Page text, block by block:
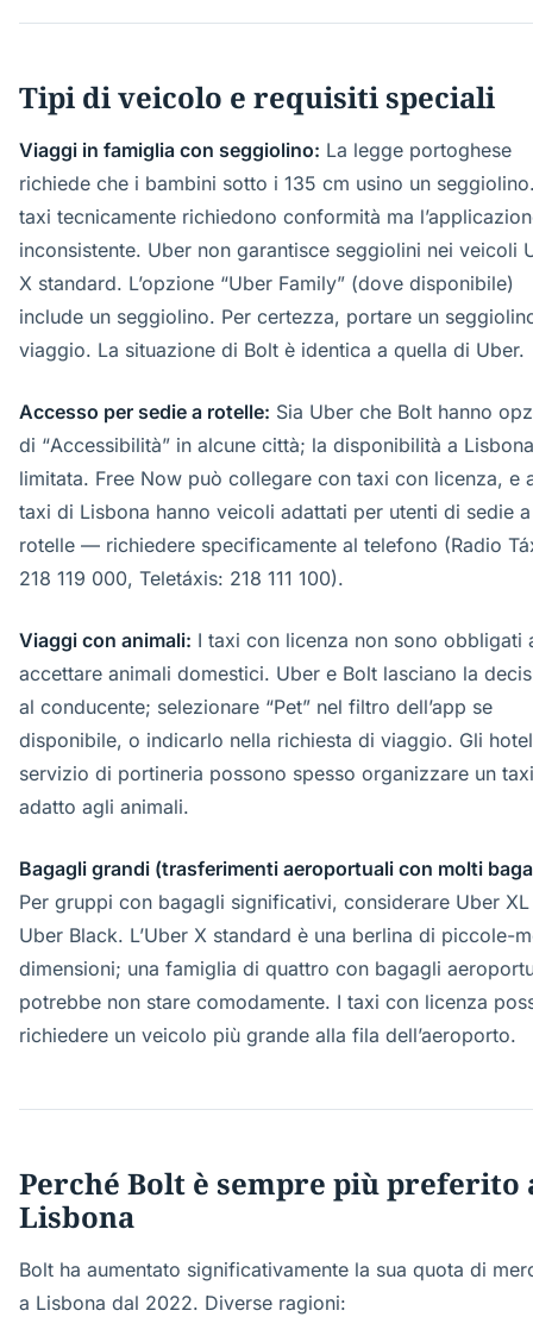
Tipi di veicolo e requisiti speciali
Viaggi in famiglia con seggiolino: La legge portoghese
richiede che i bambini sotto i 135 cm usino un
taxi tecnicamente richiedono conformità ma
inconsistente. Uber non garantisce seggiolini nei veicoli
X standard. L’opzione “Uber Family” (dove disponibile)
include un seggiolino. Per certezza, portare un
viaggio. La situazione di Bolt è identica a quella di Uber.
Accesso per sedie a rotelle: Sia Uber che Bolt hanno
di “Accessibilità” in alcune città; la disponibilità a
limitata. Free Now può collegare con taxi con licenza, e
taxi di Lisbona hanno veicoli adattati per utenti di sedie a
rotelle — richiedere specificamente al telefono (Radio
218 119 000, Teletáxis: 218 111 100).
Viaggi con animali: I taxi con licenza non sono obbligati
accettare animali domestici. Uber e Bolt lasciano la
al conducente; selezionare “Pet” nel filtro dell’app se
disponibile, o indicarlo nella richiesta di viaggio. Gli
servizio di portineria possono spesso organizzare un taxi
adatto agli animali.
Bagagli grandi (trasferimenti aeroportuali con molti
Per gruppi con bagagli significativi, considerare Uber
Uber Black. L’Uber X standard è una berlina di piccole-
dimensioni; una famiglia di quattro con bagagli
potrebbe non stare comodamente. I taxi con licenza
richiedere un veicolo più grande alla fila dell’aeroporto.
Perché Bolt è sempre più preferito
Lisbona
Bolt ha aumentato significativamente la sua quota di
a Lisbona dal 2022. Diverse ragioni: